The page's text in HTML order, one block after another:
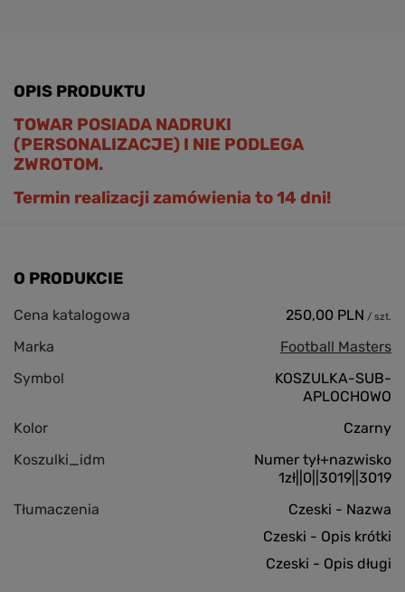
OPIS PRODUKTU
TOWAR POSIADA NADRUKI
(PERSONALIZACJE) I NIE PODLEGA
ZWROTOM.
Termin realizacji zamówienia to 14 dni!
O PRODUKCIE
Cena katalogowa 250,00 PLN / szt.
Marka
Football Masters
Symbol
KOSZULKA-SUB-
APLOCHOWO
Kolor
Czarny
Koszulki_idm
Numer tył+nazwisko
1zł||0||3019||3019
Tłumaczenia
Czeski - Nazwa
Czeski - Opis krótki
Czeski - Opis długi